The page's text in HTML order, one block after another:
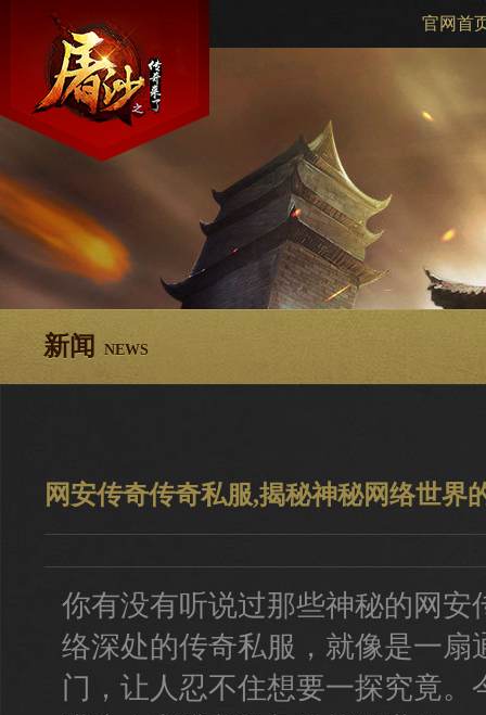
官网首
新闻 NEWS
网安传奇传奇私服,揭秘神秘网络世界
你有没有听说过那些神秘的网安
络深处的传奇私服，就像是一扇
门，让人忍不住想要一探究竟。